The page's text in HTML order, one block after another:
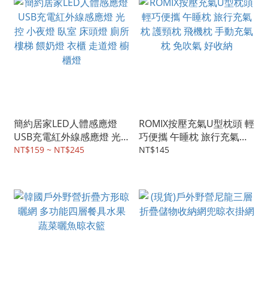
簡約居家LED人體感應燈
USB充電紅外線感應燈 光
控 小夜燈 臥室 床頭燈 廁所
NT$159 ~ NT$245
ROMIX按壓充氣U型枕頭 輕
巧便攜 午睡枕 旅行充氣枕
護頸枕 飛機枕 手動充氣枕
NT$145